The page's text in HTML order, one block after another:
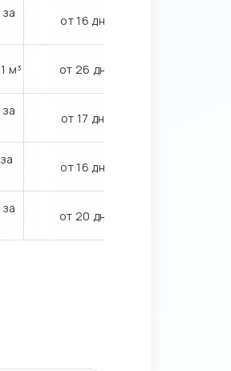
от 16 дн.
м³ от 26 дн.
от 17 дн.
от 16 дн.
от 20 дн.